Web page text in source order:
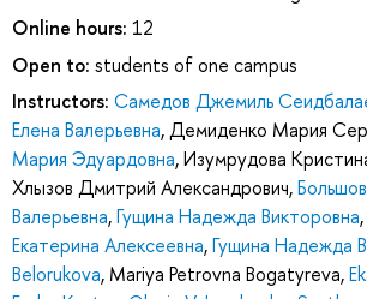
Online hours: 12
Open to: students of one campus
Instructors: Самедов Джемиль
Елена Валерьевна,Демиденко Мария
Мария Эдуардовна,Изумрудова
Хлызов Дмитрий Александрович,
Валерьевна,Гущина Надежда Викторовна,
Екатерина Алексеевна,Гущина Надежда
Belorukova, Mariya Petrovna Bogatyreva,